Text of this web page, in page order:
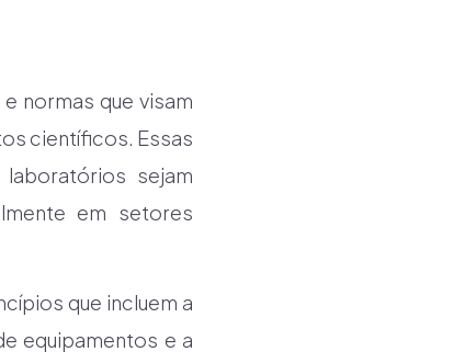
normas que visam
científicos. Essas
sejam
em setores
que incluem a
equipamentos e a